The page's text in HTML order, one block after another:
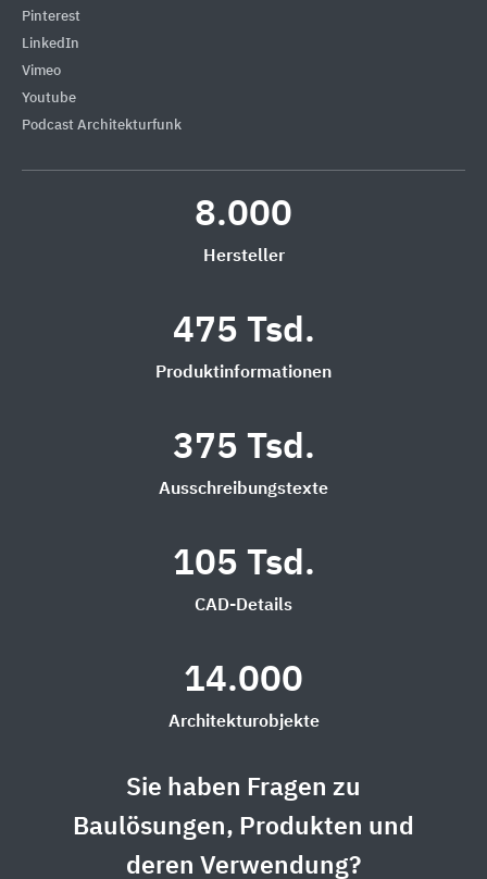
Pinterest
LinkedIn
Vimeo
Youtube
Podcast Architekturfunk
8.000
Hersteller
475 Tsd.
Produktinformationen
375 Tsd.
Ausschreibungstexte
105 Tsd.
CAD-Details
14.000
Architekturobjekte
Sie haben Fragen zu
Baulösungen, Produkten und
deren Verwendung?